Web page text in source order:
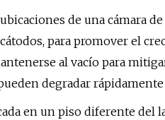
de una cámara
para promover el
al vacío para
degradar
en un piso diferente del